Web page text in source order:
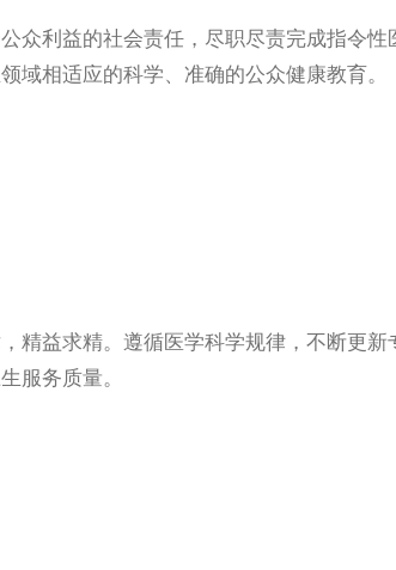
利益的社会责任，尽职尽责完成指令性
域相适应的科学、准确的公众健康教育。
益求精。遵循医学科学规律，不断更新
服务质量。